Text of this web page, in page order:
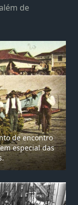
de
de encontro
especial das